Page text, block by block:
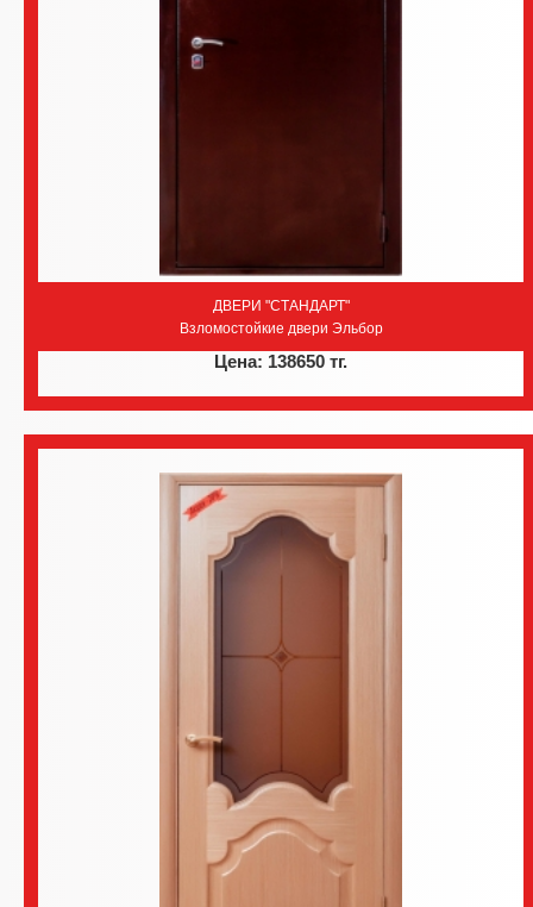
ДВЕРИ "СТАНДАРТ"
Взломостойкие двери Эльбор
Цена: 138650 тг.